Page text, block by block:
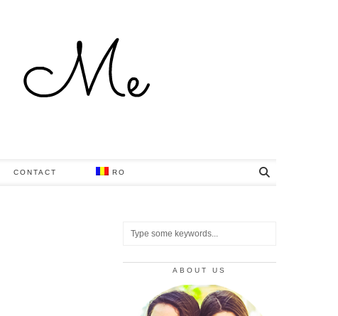
CONTACT RO
ABOUT US